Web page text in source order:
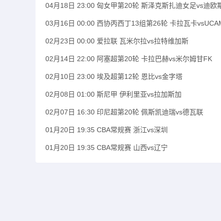
04月18日 23:00 匈女甲第20轮 斯泽克斯扎迪女足vs迪欧
03月16日 00:00 西协丙西丁13组第26轮 卡拉瓦卡
02月23日 00:00 爱拉联 瓦米尔拉vs拉特维加斯
02月14日 22:00 阿塞超第20轮 卡拉巴赫vs米尔姆甘FK
02月10日 23:00 埃及超第12轮 恩比vs金字塔
02月08日 01:00 斯尼甲 伊利里亚vs拉加斯加
02月07日 16:30 印尼超第20轮 佩斯凯迪瑞vs德瓦联
01月20日 19:35 CBA常规赛 浙江vs深圳
01月20日 19:35 CBA常规赛 山西vs辽宁